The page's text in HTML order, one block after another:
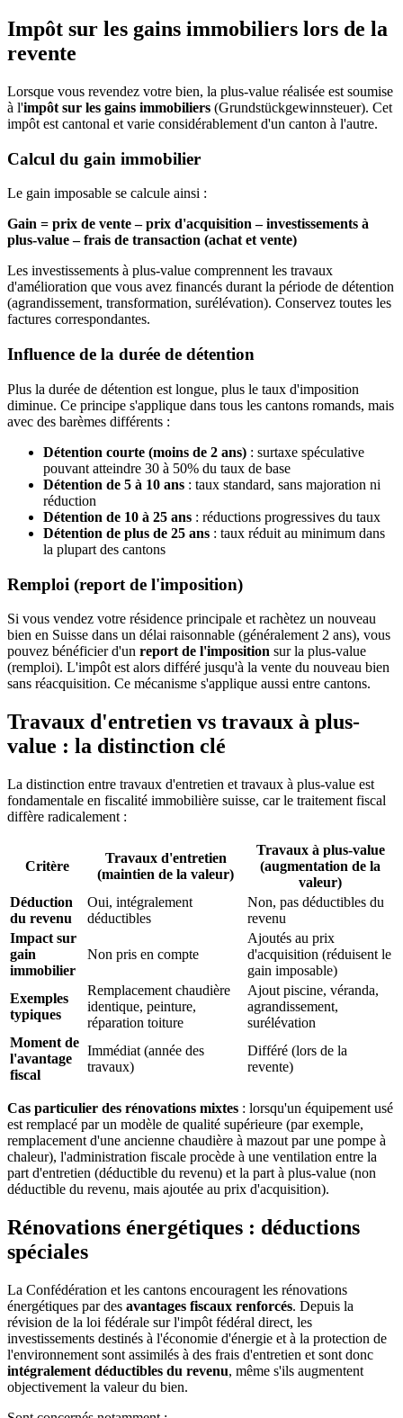
Impôt sur les gains immobiliers lors de la
revente
Lorsque vous revendez votre bien, la plus-value réalisée est soumise
à l'impôt sur les gains immobiliers (Grundstückgewinnsteuer). Cet
impôt est cantonal et varie considérablement d'un canton à l'autre.
Calcul du gain immobilier
Le gain imposable se calcule ainsi :
Gain = prix de vente – prix d'acquisition – investissements à
plus-value – frais de transaction (achat et vente)
Les investissements à plus-value comprennent les travaux
d'amélioration que vous avez financés durant la période de détention
(agrandissement, transformation, surélévation). Conservez toutes les
factures correspondantes.
Influence de la durée de détention
Plus la durée de détention est longue, plus le taux d'imposition
diminue. Ce principe s'applique dans tous les cantons romands, mais
avec des barèmes différents :
Détention courte (moins de 2 ans) : surtaxe spéculative
pouvant atteindre 30 à 50% du taux de base
Détention de 5 à 10 ans : taux standard, sans majoration ni
réduction
Détention de 10 à 25 ans : réductions progressives du taux
Détention de plus de 25 ans : taux réduit au minimum dans
la plupart des cantons
Remploi (report de l'imposition)
Si vous vendez votre résidence principale et rachètez un nouveau
bien en Suisse dans un délai raisonnable (généralement 2 ans), vous
pouvez bénéficier d'un report de l'imposition sur la plus-value
(remploi). L'impôt est alors différé jusqu'à la vente du nouveau bien
sans réacquisition. Ce mécanisme s'applique aussi entre cantons.
Travaux d'entretien vs travaux à plus-
value : la distinction clé
La distinction entre travaux d'entretien et travaux à plus-value est
fondamentale en fiscalité immobilière suisse, car le traitement fiscal
diffère radicalement :
Critère
Travaux d'entretien
(maintien de la valeur)
Travaux à plus-value
(augmentation de la
valeur)
Déduction
du revenu
Oui, intégralement
déductibles
Non, pas déductibles du
revenu
Impact sur
gain
immobilier
Non pris en compte
Ajoutés au prix
d'acquisition (réduisent le
gain imposable)
Exemples
typiques
Remplacement chaudière
identique, peinture,
réparation toiture
Ajout piscine, véranda,
agrandissement,
surélévation
Moment de
l'avantage
fiscal
Immédiat (année des
travaux)
Différé (lors de la
revente)
Cas particulier des rénovations mixtes : lorsqu'un équipement usé
est remplacé par un modèle de qualité supérieure (par exemple,
remplacement d'une ancienne chaudière à mazout par une pompe à
chaleur), l'administration fiscale procède à une ventilation entre la
part d'entretien (déductible du revenu) et la part à plus-value (non
déductible du revenu, mais ajoutée au prix d'acquisition).
Rénovations énergétiques : déductions
spéciales
La Confédération et les cantons encouragent les rénovations
énergétiques par des avantages fiscaux renforcés. Depuis la
révision de la loi fédérale sur l'impôt fédéral direct, les
investissements destinés à l'économie d'énergie et à la protection de
l'environnement sont assimilés à des frais d'entretien et sont donc
intégralement déductibles du revenu, même s'ils augmentent
objectivement la valeur du bien.